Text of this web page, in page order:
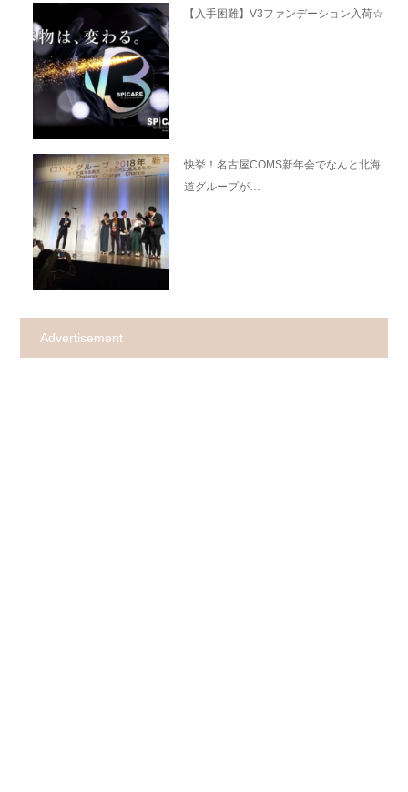
【入手困難】V3ファンデーション入荷☆
快挙！名古屋COMS新年会でなんと北海
道グループが…
Advertisement